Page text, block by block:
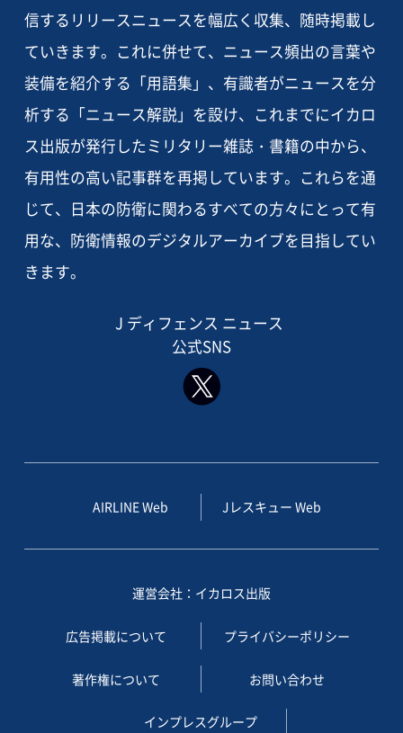
信するリリースニュースを幅広く収集、随時掲載し
ていきます。これに併せて、ニュース頻出の言葉や
装備を紹介する「用語集」、有識者がニュースを分
析する「ニュース解説」を設け、これまでにイカロ
ス出版が発行したミリタリー雑誌・書籍の中から、
有用性の高い記事群を再掲しています。これらを通
じて、日本の防衛に関わるすべての方々にとって有
用な、防衛情報のデジタルアーカイブを目指してい
きます。
J ディフェンス ニュース
公式SNS
AIRLINE Web Jレスキュー Web
運営会社：イカロス出版
広告掲載について プライバシーポリシー
著作権について お問い合わせ
インプレスグループ